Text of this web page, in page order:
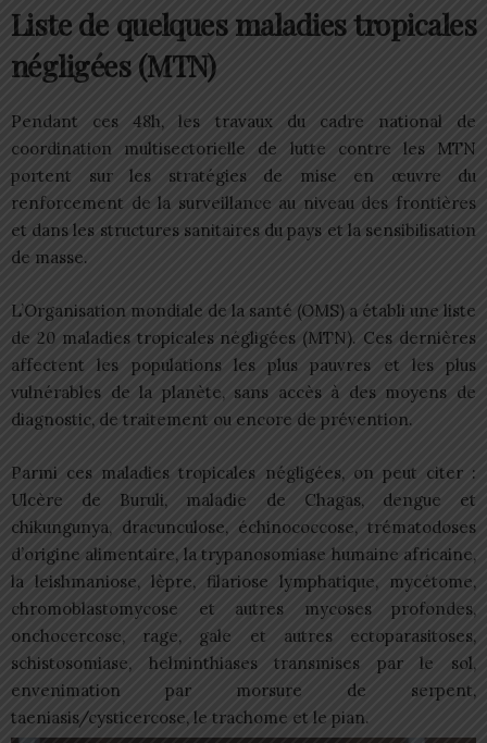
Liste de quelques maladies tropicales
négligées (MTN)
Pendant ces 48h, les travaux du cadre national de
coordination multisectorielle de lutte contre les MTN
portent sur les stratégies de mise en œuvre du
renforcement de la surveillance au niveau des frontières
et dans les structures sanitaires du pays et la sensibilisation
de masse.
L’Organisation mondiale de la santé (OMS) a établi une liste
de 20 maladies tropicales négligées (MTN). Ces dernières
affectent les populations les plus pauvres et les plus
vulnérables de la planète, sans accès à des moyens de
diagnostic, de traitement ou encore de prévention.
Parmi ces maladies tropicales négligées, on peut citer :
Ulcère de Buruli, maladie de Chagas, dengue et
chikungunya, dracunculose, échinococcose, trématodoses
d’origine alimentaire, la trypanosomiase humaine africaine,
la leishmaniose, lèpre, filariose lymphatique, mycétome,
chromoblastomycose et autres mycoses profondes,
onchocercose, rage, gale et autres ectoparasitoses,
schistosomiase, helminthiases transmises par le sol,
envenimation par morsure de serpent,
taeniasis/cysticercose, le trachome et le pian.